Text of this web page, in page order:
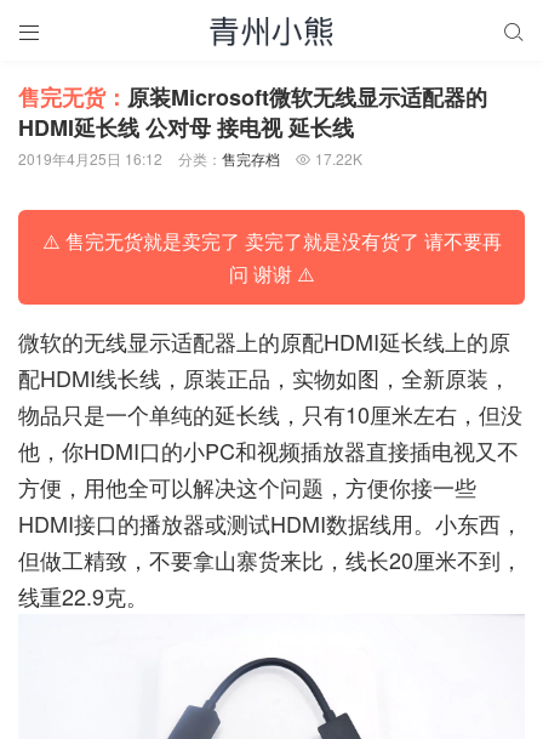
 
售完无货： 原装Microsoft微软无线显示适配器的
HDMI延长线 公对母 接电视 延长线
2019年4月25日 16:12 分类： 售完存档  17.22K
⚠️ 售完无货就是卖完了 卖完了就是没有货了 请不要再
问 谢谢 ⚠️
微软的无线显示适配器上的原配HDMI延长线上的原
配HDMI线长线，原装正品，实物如图，全新原装，
物品只是一个单纯的延长线，只有10厘米左右，但没
他，你HDMI口的小PC和视频插放器直接插电视又不
方便，用他全可以解决这个问题，方便你接一些
HDMI接口的播放器或测试HDMI数据线用。小东西，
但做工精致，不要拿山寨货来比，线长20厘米不到，
线重22.9克。